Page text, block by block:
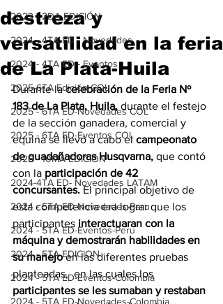
2023 - 2DA EDICIÓN
2024 - 4TA ED - Novedades
2024 - 4TA ED - Eventos
2025-6TA Edición COL
2025 - 6TA ED-Novedades COL
2025 - 6TA ED-Eventos COL
2026 - 10MA EDICIÓN
2024-4TA ED- Novedades LATAM
2024 - 5TA ED-Novedades-Peru
2024 - 5TA ED-Eventos-Peru
2024 - 5TA EDICION
2024 - 5TA ED-Eventos-Colombia
2024 - 5TA ED-Novedades-Colombia
destreza y
versatilidad en la feria
de La Plata-Huila
Durante la celebración de la Feria Nº
183 de La Plata, Huila, durante el festejo
de la sección ganadera, comercial y
equina se llevó a cabo el campeonato
de guadañadoras Husqvarna, que contó
con la participación de 42
concursantes. El principal objetivo de
esta competencia era lograr que los
participantes interactuaran con la
máquina y demostrarán habilidades en
su manejo en las diferentes pruebas
planteadas,  en las cuales los
participantes se les sumaban y restaban